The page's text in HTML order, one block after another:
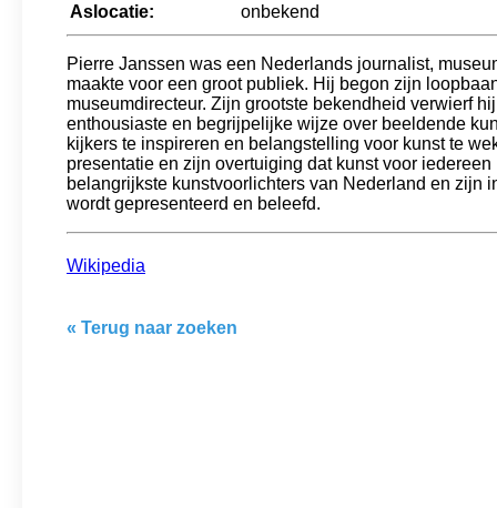
Aslocatie:
onbekend
Pierre Janssen was een Nederlands journalist,
maakte voor een groot publiek. Hij begon zijn
museumdirecteur. Zijn grootste bekendheid verwierf
enthousiaste en begrijpelijke wijze over beeldende
kijkers te inspireren en belangstelling voor kunst te
presentatie en zijn overtuiging dat kunst voor
belangrijkste kunstvoorlichters van Nederland en zijn
wordt gepresenteerd en beleefd.
Wikipedia
« Terug naar zoeken